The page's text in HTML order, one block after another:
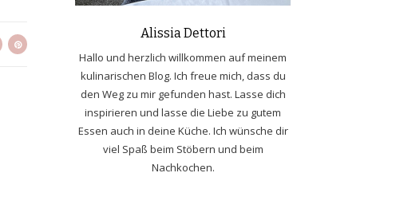
Alissia Dettori
Hallo und herzlich willkommen auf meinem
kulinarischen Blog. Ich freue mich, dass du
den Weg zu mir gefunden hast. Lasse dich
inspirieren und lasse die Liebe zu gutem
Essen auch in deine Küche. Ich wünsche dir
viel Spaß beim Stöbern und beim
Nachkochen.